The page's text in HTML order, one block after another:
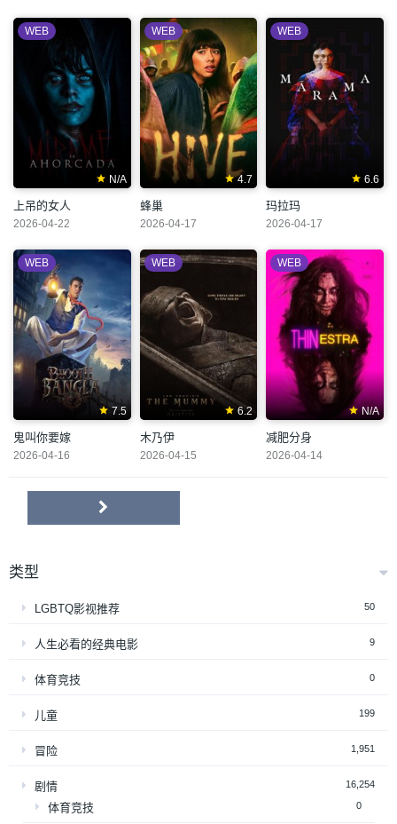
N/A
WEB
上吊的女人
2026-04-22
4.7
WEB
蜂巢
2026-04-17
6.6
WEB
玛拉玛
2026-04-17
7.5
WEB
鬼叫你要嫁
2026-04-16
6.2
WEB
木乃伊
2026-04-15
N/A
WEB
减肥分身
2026-04-14
类型
LGBTQ影视推荐 50
人生必看的经典电影 9
体育竞技 0
儿童 199
冒险 1,951
剧情 16,254
体育竞技 0